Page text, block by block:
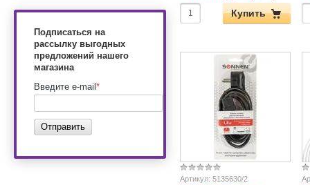
Подписаться на
рассылку выгодных
предложений нашего
магазина
Введите e-mail *
Отправить
Купить
Артикул: 5135630/2